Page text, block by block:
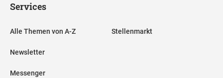
Services
Alle Themen von A-Z
Newsletter
Messenger
Stellenmarkt